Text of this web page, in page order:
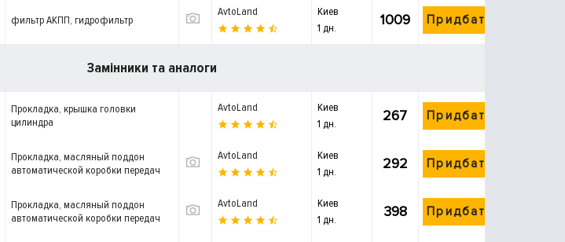
фильтр АКПП, гидрофильтр
AvtoLand
Киев
1 дн.
1009 Придбати
Замінники та аналоги
Прокладка, крышка головки
цилиндра
AvtoLand
Киев
1 дн.
267 Придбати
Прокладка, масляный поддон
автоматической коробки передач
AvtoLand
Киев
1 дн.
292 Придбати
Прокладка, масляный поддон
автоматической коробки передач
AvtoLand
Киев
1 дн.
398 Придбати